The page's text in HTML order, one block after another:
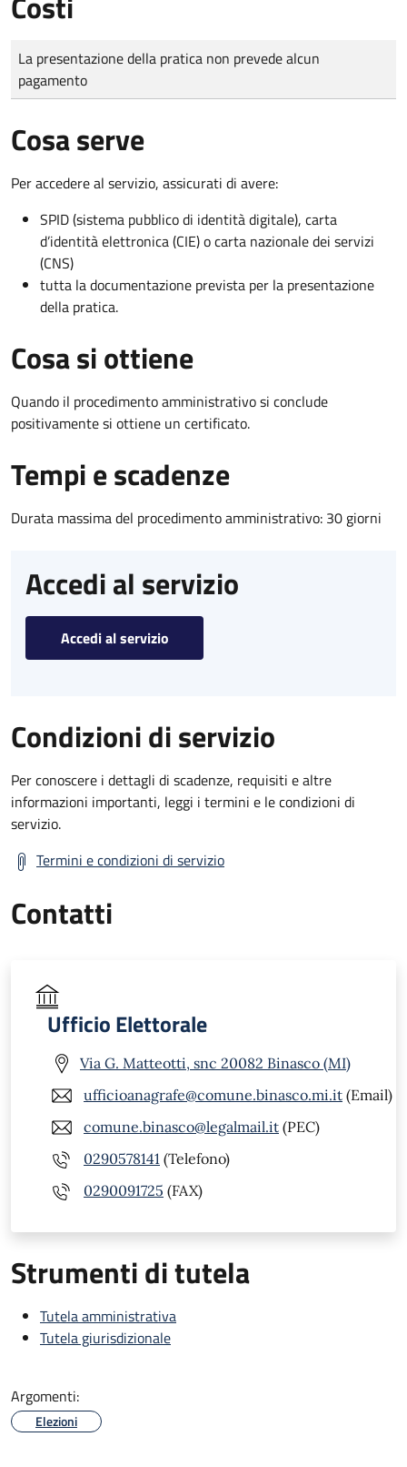
Tipo di pagamento
Importo
La presentazione della pratica non prevede alcun
pagamento
Cosa serve
Per accedere al servizio, assicurati di avere:
SPID (sistema pubblico di identità digitale), carta
d’identità elettronica (CIE) o carta nazionale dei servizi
(CNS)
tutta la documentazione prevista per la presentazione
della pratica.
Cosa si ottiene
Quando il procedimento amministrativo si conclude
positivamente si ottiene un certificato.
Tempi e scadenze
Durata massima del procedimento amministrativo: 30 giorni
Accedi al servizio
Accedi al servizio
Condizioni di servizio
Per conoscere i dettagli di scadenze, requisiti e altre
informazioni importanti, leggi i termini e le condizioni di
servizio.
Termini e condizioni di servizio
Contatti
Ufficio Elettorale
Via G. Matteotti, snc 20082 Binasco (MI)
ufficioanagrafe@comune.binasco.mi.it (Email)
comune.binasco@legalmail.it (PEC)
0290578141 (Telefono)
0290091725 (FAX)
Strumenti di tutela
Tutela amministrativa
Tutela giurisdizionale
Argomenti:
Elezioni